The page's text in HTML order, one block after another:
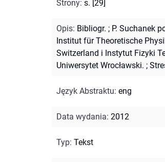
Strony: s. [29]
Opis: Bibliogr. ; P. Suchanek
Institut für Theoretische
Switzerland i Instytut Fizyki
Uniwersytet Wrocławski. ;
Język Abstraktu: eng
Data wydania: 2012
Typ: Tekst